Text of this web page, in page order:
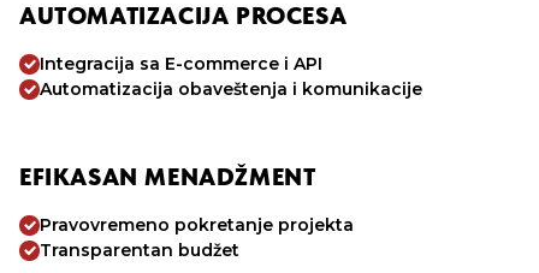
AUTOMATIZACIJA PROCESA
Integracija sa E-commerce i API
Automatizacija obaveštenja i komunikacije
EFIKASAN MENADŽMENT
Pravovremeno pokretanje projekta
Transparentan budžet